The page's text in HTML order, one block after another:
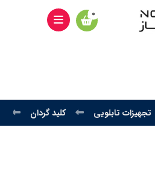
تجهیزات تابلویی کلید گردان